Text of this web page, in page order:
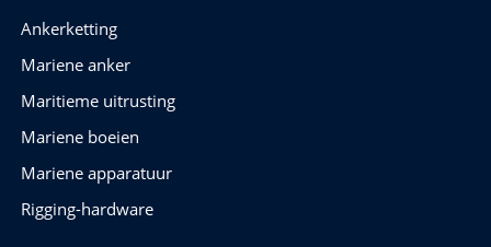
Ankerketting
Mariene anker
Maritieme uitrusting
Mariene boeien
Mariene apparatuur
Rigging-hardware